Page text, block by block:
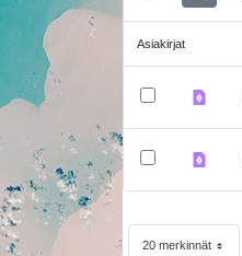
Asiakirjat
20 merkinnät
Sivulla